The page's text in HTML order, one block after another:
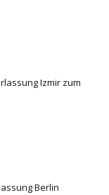
Izmir zum
Berlin